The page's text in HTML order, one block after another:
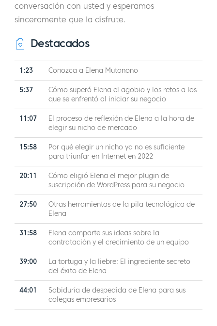
conversación con usted y esperamos
sinceramente que la disfrute.
Destacados
1:23 Conozca a Elena Mutonono
5:37
Cómo superó Elena el agobio y los retos a los
que se enfrentó al iniciar su negocio
11:07
El proceso de reflexión de Elena a la hora de
elegir su nicho de mercado
15:58
Por qué elegir un nicho ya no es suficiente
para triunfar en Internet en 2022
20:11
Cómo eligió Elena el mejor plugin de
suscripción de WordPress para su negocio
27:50
Otras herramientas de la pila tecnológica de
Elena
31:58
Elena comparte sus ideas sobre la
contratación y el crecimiento de un equipo
39:00
La tortuga y la liebre: El ingrediente secreto
del éxito de Elena
44:01
Sabiduría de despedida de Elena para sus
colegas empresarios